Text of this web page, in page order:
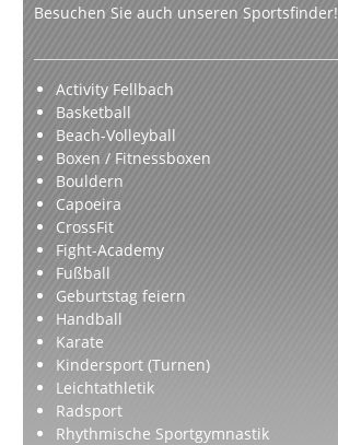
Besuchen Sie auch unseren Sportsfinder!
Activity Fellbach
Basketball
Beach-Volleyball
Boxen / Fitnessboxen
Bouldern
Capoeira
CrossFit
Fight-Academy
Fußball
Geburtstag feiern
Handball
Karate
Kindersport (Turnen)
Leichtathletik
Radsport
Rhythmische Sportgymnastik